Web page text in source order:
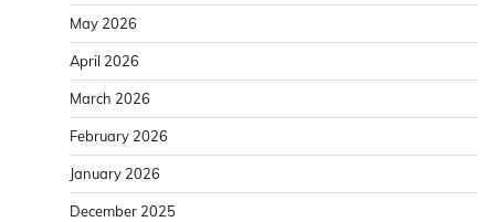
May 2026
April 2026
March 2026
February 2026
January 2026
December 2025